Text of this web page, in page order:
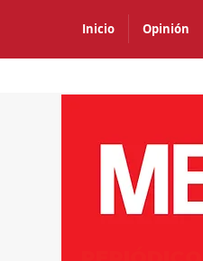
Inicio Opinión